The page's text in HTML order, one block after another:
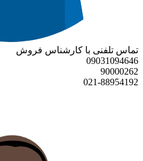
تماس تلفنی با کارشناس فروش
09031094646
90000262
021-88954192